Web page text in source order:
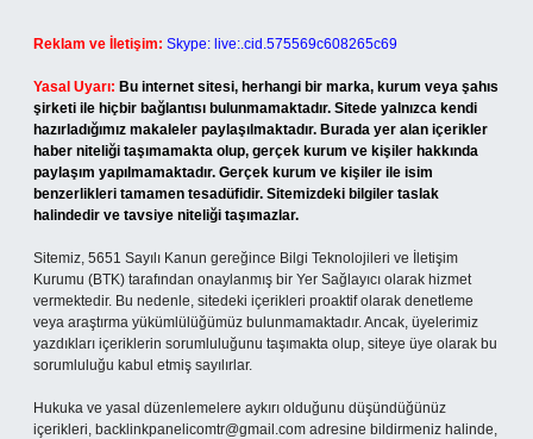
Reklam ve İletişim: Skype: live:.cid.575569c608265c69
Yasal Uyarı: Bu internet sitesi, herhangi bir marka, kurum veya şahıs
şirketi ile hiçbir bağlantısı bulunmamaktadır. Sitede yalnızca kendi
hazırladığımız makaleler paylaşılmaktadır. Burada yer alan içerikler
haber niteliği taşımamakta olup, gerçek kurum ve kişiler hakkında
paylaşım yapılmamaktadır. Gerçek kurum ve kişiler ile isim
benzerlikleri tamamen tesadüfidir. Sitemizdeki bilgiler taslak
halindedir ve tavsiye niteliği taşımazlar.
Sitemiz, 5651 Sayılı Kanun gereğince Bilgi Teknolojileri ve İletişim
Kurumu (BTK) tarafından onaylanmış bir Yer Sağlayıcı olarak hizmet
vermektedir. Bu nedenle, sitedeki içerikleri proaktif olarak denetleme
veya araştırma yükümlülüğümüz bulunmamaktadır. Ancak, üyelerimiz
yazdıkları içeriklerin sorumluluğunu taşımakta olup, siteye üye olarak bu
sorumluluğu kabul etmiş sayılırlar.
Hukuka ve yasal düzenlemelere aykırı olduğunu düşündüğünüz
içerikleri, backlinkpanelicomtr@gmail.com adresine bildirmeniz halinde,